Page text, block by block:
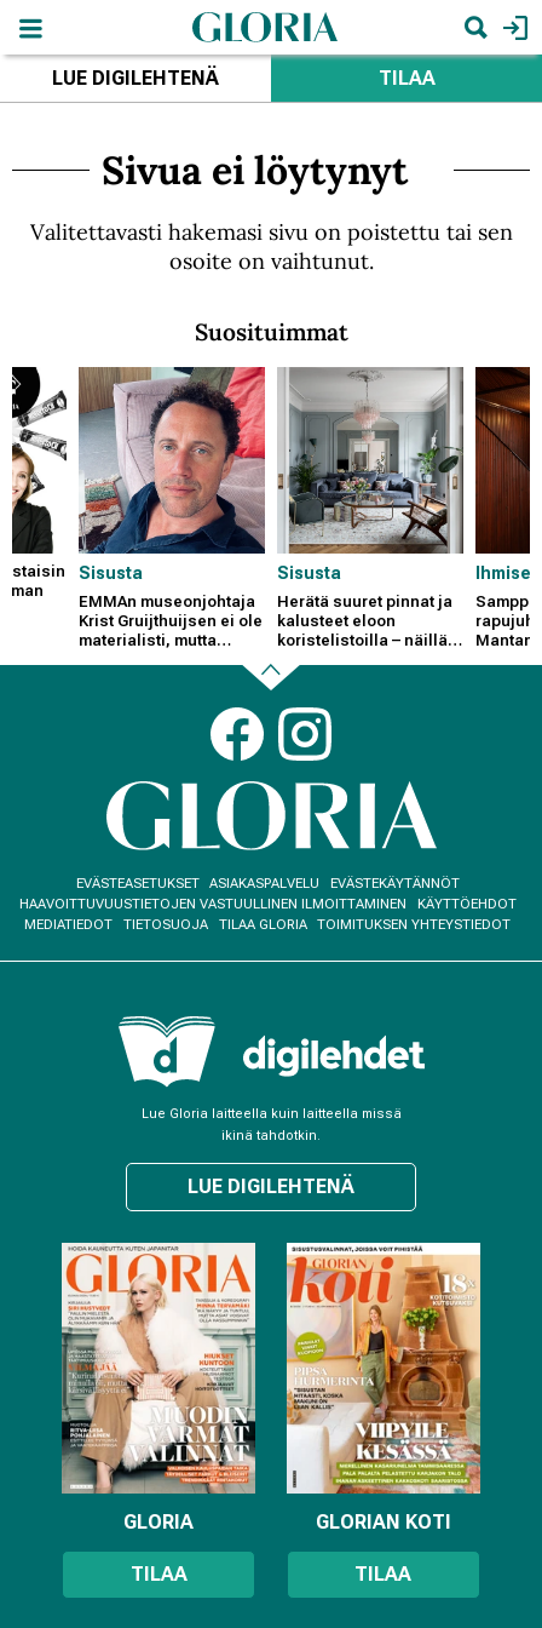
pääsisältöön
LUE DIGILEHTENÄ TILAA
Sivua ei löytynyt
Valitettavasti hakemasi sivu on poistettu tai sen
osoite on vaihtunut.
Suosituimmat
ostaisin
Sisusta
EMMAn museonjohtaja
Krist Gruijthuijsen ei ole
materialisti, mutta
Sisusta
Herätä suuret pinnat ja
kalusteet eloon
koristelistoilla – näillä
onnistut!
Ihmiset
Back
to
beginning
EVÄSTEASETUKSET ASIAKASPALVELU
EVÄSTEKÄYTÄNNÖT
HAAVOITTUVUUSTIETOJEN VASTUULLINEN ILMOITTAMINEN
KÄYTTÖEHDOT
MEDIATIEDOT
TIETOSUOJA TILAA GLORIA TOIMITUKSEN YHTEYSTIEDOT
Lue Gloria laitteella kuin laitteella missä
ikinä tahdotkin.
LUE DIGILEHTENÄ
GLORIA
TILAA
GLORIAN KOTI
TILAA